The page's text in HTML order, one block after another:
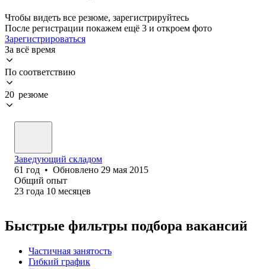
Чтобы видеть все резюме, зарегистрируйтесь
После регистрации покажем ещё 3 и откроем фото
Зарегистрироваться
За всё время
По соответствию
20 резюме
Заведующий складом
61 год • Обновлено 29 мая 2015
Общий опыт
23 года 10 месяцев
Быстрые фильтры подбора вакансий
Частичная занятость
Гибкий график